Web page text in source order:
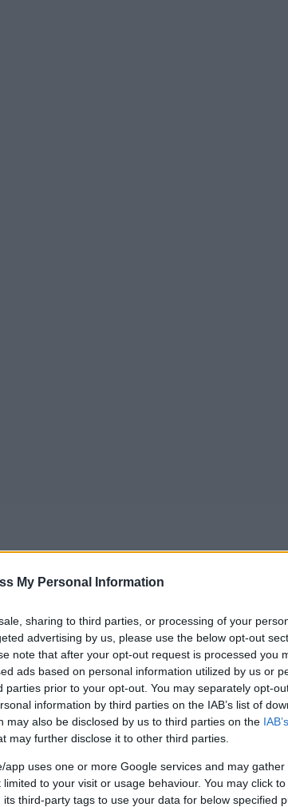
My Personal Information
sharing to third parties, or processing of your
advertising by us, please use the below opt-out
note that after your opt-out request is processed you
ads based on personal information utilized by us or
parties prior to your opt-out. You may separately opt-
information by third parties on the IAB’s list of
may also be disclosed by us to third parties on the
may further disclose it to other third parties.
app uses one or more Google services and may
to your visit or usage behaviour. You may click
third-party tags to use your data for below specified